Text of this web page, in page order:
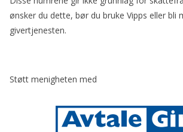
ønsker du dette, bør du bruke Vipps eller bli
givertjenesten.
Støtt menigheten med